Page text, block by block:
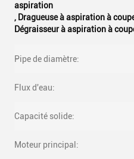
aspiration
, Dragueuse à aspiration à
Dégraisseur à aspiration à
Pipe de diamètre:
Flux d'eau:
Capacité solide:
Moteur principal: